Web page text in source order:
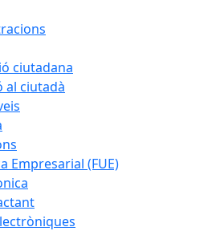
ciutadana
al ciutadà
Empresarial (FUE)